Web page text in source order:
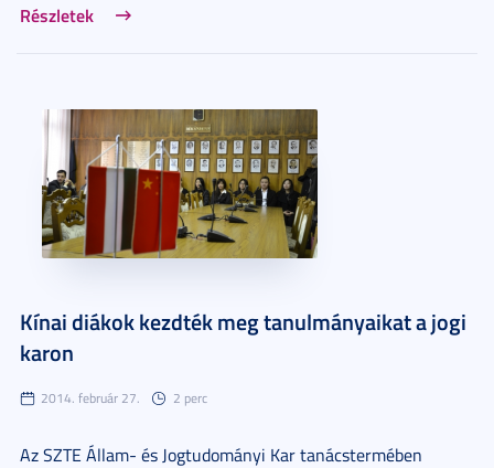
Részletek
Kínai diákok kezdték meg tanulmányaikat a jogi
karon
2014. február 27. 2 perc
Az SZTE Állam- és Jogtudományi Kar tanácstermében